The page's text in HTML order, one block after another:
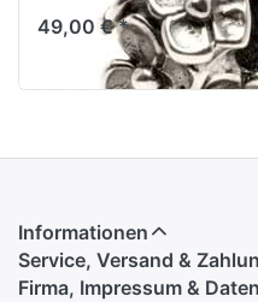
49,00 € *
Informationen
Service, Versand &
Firma, Impressum &